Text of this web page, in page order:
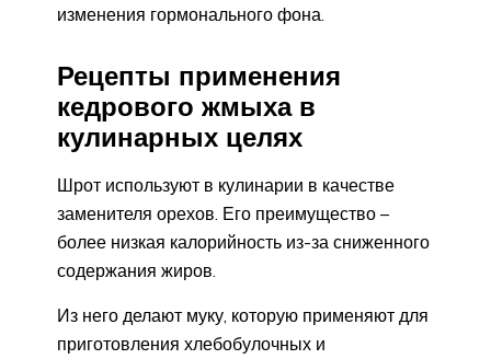
изменения гормонального фона.
Рецепты применения
кедрового жмыха в
кулинарных целях
Шрот используют в кулинарии в качестве
заменителя орехов. Его преимущество –
более низкая калорийность из-за сниженного
содержания жиров.
Из него делают муку, которую применяют для
приготовления хлебобулочных и